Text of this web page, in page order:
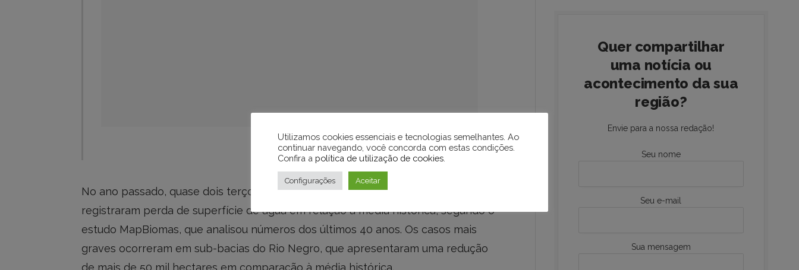
No ano passado, quase dois terços (63%) das bacias hidrográficas da Amazônia
registraram perda de superfície de água em relação à média histórica, segundo o
estudo MapBiomas, que analisou números dos últimos 40 anos. Os casos mais
graves ocorreram em sub-bacias do Rio Negro, que apresentaram uma redução
Quer compartilhar
uma notícia ou
acontecimento da sua
região?
Envie para a nossa redação!
Seu nome
Seu e-mail
Sua mensagem
Utilizamos cookies essenciais e tecnologias semelhantes. Ao
continuar navegando, você concorda com estas condições.
Confira a política de utilização de cookies
Configurações Aceitar